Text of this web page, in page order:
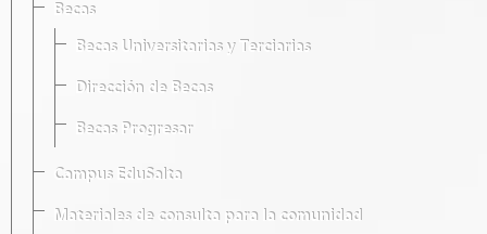
Becas
Becas Universitarias y Terciarias
Dirección de Becas
Becas Progresar
Campus EduSalta
Materiales de consulta para la comunidad